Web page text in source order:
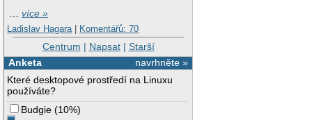
…více »
Ladislav Hagara | Komentářů: 70
Centrum | Napsat| Starší
navrhněte »
Anketa
Které desktopové prostředí na Linuxu
používáte?
Budgie (10%)